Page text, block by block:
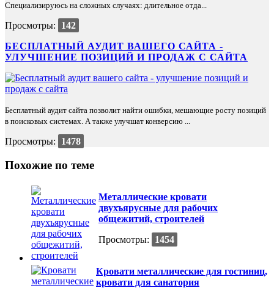
Специализируюсь на сложных случаях: длительное отда...
Просмотры:
142
БЕСПЛАТНЫЙ АУДИТ ВАШЕГО САЙТА -
УЛУЧШЕНИЕ ПОЗИЦИЙ И ПРОДАЖ С САЙТА
Бесплатный аудит сайта позволит найти ошибки, мешающие росту позиций
в поисковых системах. А также улучшат конверсию ...
Просмотры: 1478
Похожие по теме
Металлические кровати
двухъярусные для рабочих
общежитий, строителей
Просмотры:
1454
Кровати металлические для гостиниц,
кровати для санатория